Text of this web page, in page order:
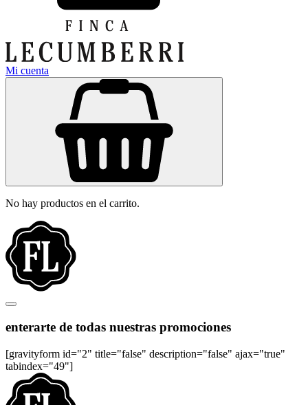
Mi cuenta
No hay productos en el carrito.
enterarte de todas nuestras promociones
[gravityform id="2" title="false" description="false" ajax="true"
tabindex="49"]